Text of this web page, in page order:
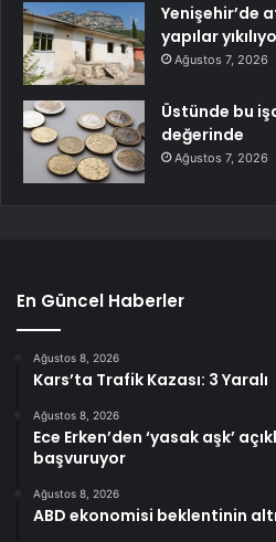
Yenişehir’de
yapılar
Ağustos 7, 2026
Üstünde bu
değerinde
Ağustos 7, 2026
En Güncel Haberler
Ağustos 8, 2026
Kars’ta Trafik Kazası: 3 Yaralı
Ağustos 8, 2026
Ece Erken’den ‘yasak aşk’
başvuruyor
Ağustos 8, 2026
ABD ekonomisi beklentinin